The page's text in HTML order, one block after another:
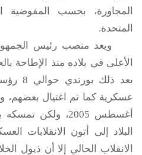
المجاورة، بحسب المفوضية
المتحدة.
ويعد منصب رئيس
بعد
أغسطس 2005، ولكن
البلاد إلى أتون الانقلابات
الانقلاب الحالي إلا أن ذيول